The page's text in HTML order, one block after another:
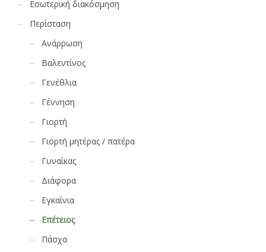
Εσωτερική διακόσμηση
Περίσταση
Ανάρρωση
Βαλεντίνος
Γενέθλια
Γέννηση
Γιορτή
Γιορτή μητέρας / πατέρα
Γυναίκας
Διάφορα
Εγκαίνια
Επέτειος
Πάσχα